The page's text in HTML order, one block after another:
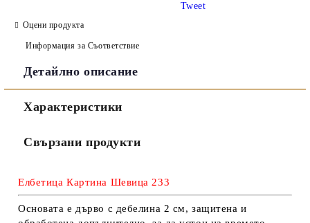
Ние ще се свържем с вас в рамките на работния ден.
Tweet
Оцени продукта
Информация за Съответствие
Детайлно описание
Характеристики
Свързани продукти
Елбетица Картина Шевица 233
Основата е дърво с дебелина 2 см, защитена и